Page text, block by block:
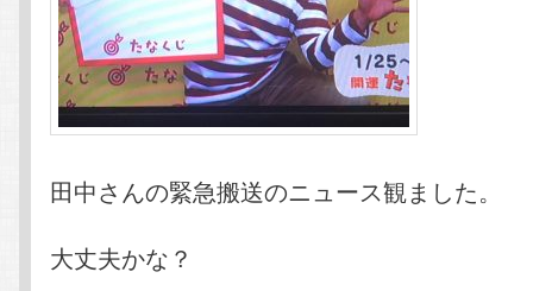
田中さんの緊急搬送のニュース観ました。
大丈夫かな？